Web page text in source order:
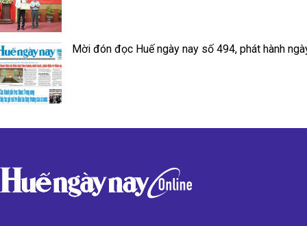
Mời đón đọc Huế ngày nay số 494, phát hành